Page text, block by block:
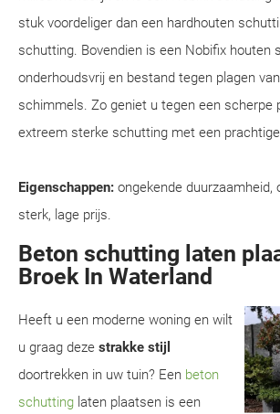
stuk voordeliger dan een hardhouten
schutting. Bovendien is een Nobifix houten
onderhoudsvrij en bestand tegen plagen
schimmels. Zo geniet u tegen een scherpe
extreem sterke schutting met een
Eigenschappen: ongekende duurzaamheid,
sterk, lage prijs.
Beton schutting laten
Broek In Waterland
Heeft u een moderne woning en wilt
u graag deze strakke stijl
doortrekken in uw tuin? Een beton
schutting laten plaatsen is een